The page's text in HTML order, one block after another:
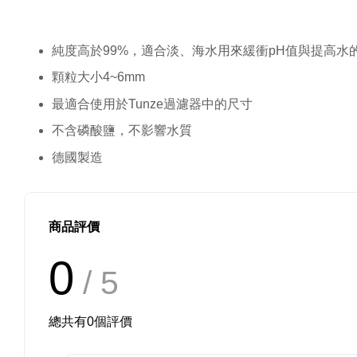
純度高於99%，適合淡、海水用來緩衝pH值與提高水
顆粒大小4~6mm
最適合使用於Tunze過濾器中的尺寸
不含磷酸鹽，不影響水質
德國製造
商品評價
0 / 5
總共有0個評價